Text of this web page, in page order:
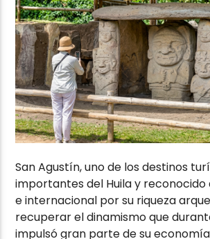
San Agustín, uno de los destinos
importantes del Huila y reconocido
e internacional por su riqueza
recuperar el dinamismo que
impulsó gran parte de su